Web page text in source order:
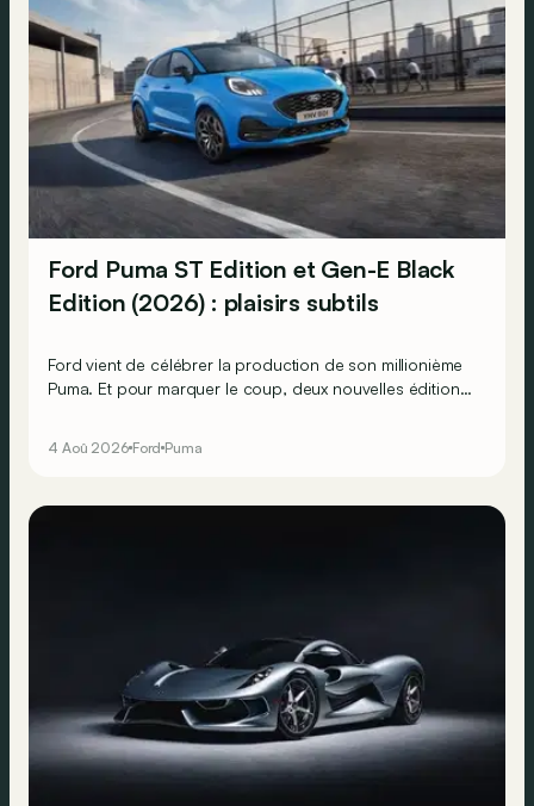
Ford Puma ST Edition et Gen-E Black
Edition (2026) : plaisirs subtils
Ford vient de célébrer la production de son millionième
Puma. Et pour marquer le coup, deux nouvelles éditions
4 Aoû 2026 Ford Puma